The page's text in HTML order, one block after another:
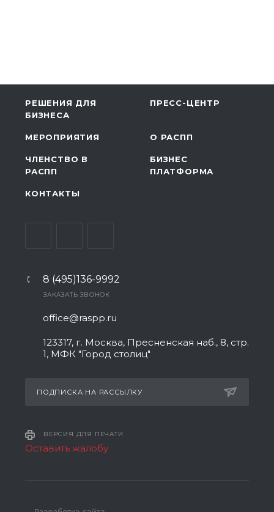
РЕШЕНИЯ ДЛЯ
БИЗНЕСА
ПРЕСС-ЦЕНТР
МЕРОПРИЯТИЯ О РАСПП
ЧЛЕНСТВО В
РАСПП
БИЗНЕС
ПЛАТФОРМА
КОНТАКТЫ
8 (495)136-9992
ЗАКАЗАТЬ ЗВОНОК
office@raspp.ru
123317, г. Москва, Пресненская наб., 8, стр.
1, МФК "Город столиц"
ПОДПИСКА НА РАССЫЛКУ
ВЕРСИЯ ДЛЯ ПЕЧАТИ
Оставить жалобу